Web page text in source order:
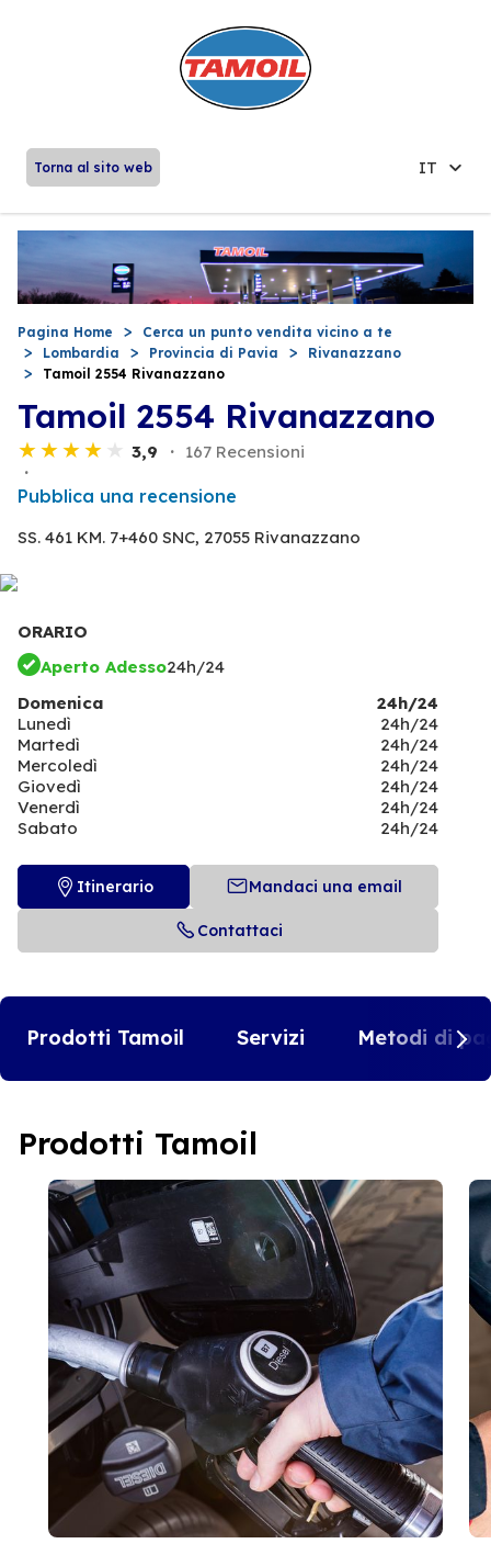
Torna al sito web IT
Pagina Home
Cerca un punto vendita vicino a te
Lombardia
Provincia di Pavia
Rivanazzano
Tamoil 2554 Rivanazzano
Tamoil 2554 Rivanazzano
3,9 167 Recensioni
Pubblica una recensione
SS. 461 KM. 7+460 SNC, 27055 Rivanazzano
ORARIO
Aperto Adesso24h/24
Domenica
24h/24
Lunedì
24h/24
Martedì
24h/24
Mercoledì
24h/24
Giovedì
24h/24
Venerdì
24h/24
Sabato
24h/24
Itinerario Mandaci una email
Contattaci
Prodotti Tamoil Servizi Metodi di
Prodotti Tamoil